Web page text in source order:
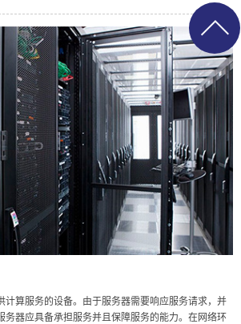
计算服务的设备。由于服务器需要响应服务请求，并
务器应具备承担服务并且保障服务的能力。在网络环